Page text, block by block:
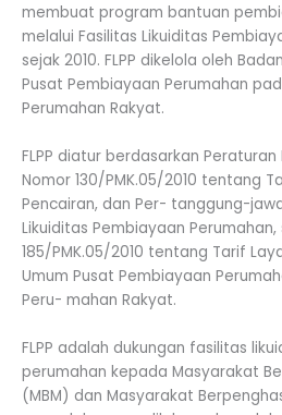
membuat program bantuan
melalui Fasilitas Likuiditas
sejak 2010. FLPP dikelola oleh
Pusat Pembiayaan Perumahan
Perumahan Rakyat.
FLPP diatur berdasarkan
Nomor 130/PMK.05/2010 tentang
Pencairan, dan Per- tanggung-
Likuiditas Pembiayaan Perumahan,
185/PMK.05/2010 tentang Tarif
Umum Pusat Pembiayaan
Peru- mahan Rakyat.
FLPP adalah dukungan fasilitas
perumahan kepada Masyarakat
(MBM) dan Masyarakat